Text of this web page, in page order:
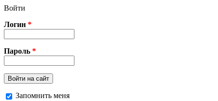
Перейти к основному содержанию
Войти
Логин *
Пароль *
Войти на сайт
Запомнить меня